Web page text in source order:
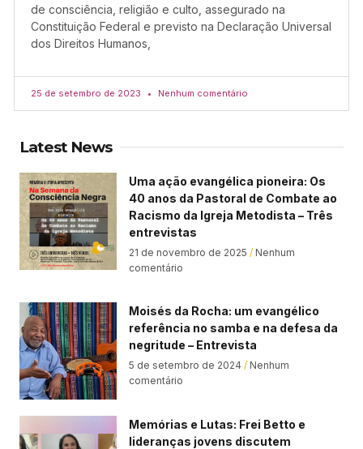
de consciência, religião e culto, assegurado na
Constituição Federal e previsto na Declaração Universal
dos Direitos Humanos,
25 de setembro de 2023 Nenhum comentário
Latest News
Uma ação evangélica pioneira: Os
40 anos da Pastoral de Combate ao
Racismo da Igreja Metodista – Três
entrevistas
21 de novembro de 2025
Nenhum
comentário
Moisés da Rocha: um evangélico
referência no samba e na defesa da
negritude – Entrevista
5 de setembro de 2024
Nenhum
comentário
Memórias e Lutas: Frei Betto e
lideranças jovens discutem